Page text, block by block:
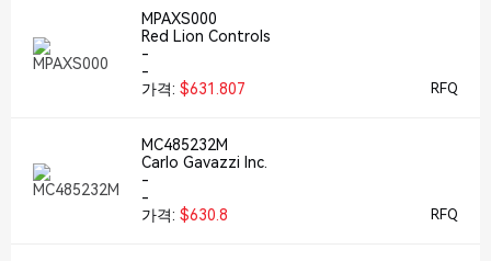
MPAXS000
Red Lion Controls
-
-
가격: $631.807 RFQ
MC485232M
Carlo Gavazzi Inc.
-
-
가격: $630.8 RFQ